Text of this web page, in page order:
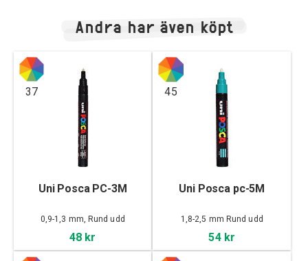
Andra har även köpt
37
Uni Posca PC-3M
0,9-1,3 mm, Rund udd
48 kr
45
Uni Posca pc-5M
1,8-2,5 mm Rund udd
54 kr